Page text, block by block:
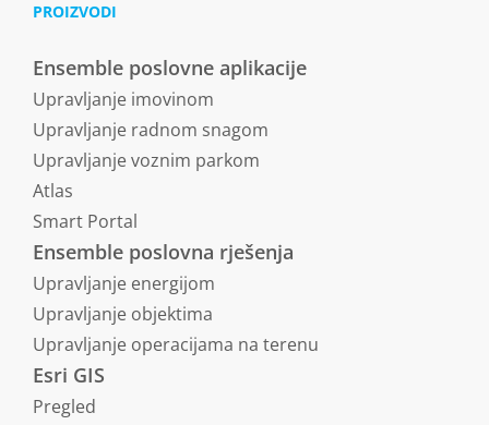
PROIZVODI
Ensemble poslovne aplikacije
Upravljanje imovinom
Upravljanje radnom snagom
Upravljanje voznim parkom
Atlas
Smart Portal
Ensemble poslovna rješenja
Upravljanje energijom
Upravljanje objektima
Upravljanje operacijama na terenu
Esri GIS
Pregled